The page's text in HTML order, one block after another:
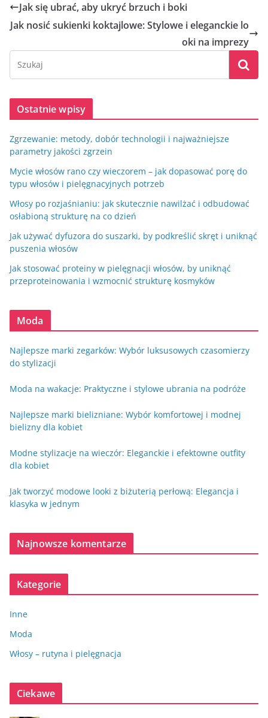
Jak się ubrać, aby ukryć brzuch i boki
Jak nosić sukienki koktajlowe: Stylowe i eleganckie lo
oki na imprezy
Ostatnie wpisy
Zgrzewanie: metody, dobór technologii i najważniejsze
parametry jakości zgrzein
Mycie włosów rano czy wieczorem – jak dopasować porę do
typu włosów i pielęgnacyjnych potrzeb
Włosy po rozjaśnianiu: jak skutecznie nawilżać i odbudować
osłabioną strukturę na co dzień
Jak używać dyfuzora do suszarki, by podkreślić skręt i uniknąć
puszenia włosów
Jak stosować proteiny w pielęgnacji włosów, by uniknąć
przeproteinowania i wzmocnić strukturę kosmyków
Moda
Najlepsze marki zegarków: Wybór luksusowych czasomierzy
do stylizacji
Moda na wakacje: Praktyczne i stylowe ubrania na podróże
Najlepsze marki bielizniane: Wybór komfortowej i modnej
bielizny dla kobiet
Modne stylizacje na wieczór: Eleganckie i efektowne outfity
dla kobiet
Jak tworzyć modowe looki z biżuterią perłową: Elegancja i
klasyka w jednym
Najnowsze komentarze
Kategorie
Inne
Moda
Włosy – rutyna i pielęgnacja
Ciekawe